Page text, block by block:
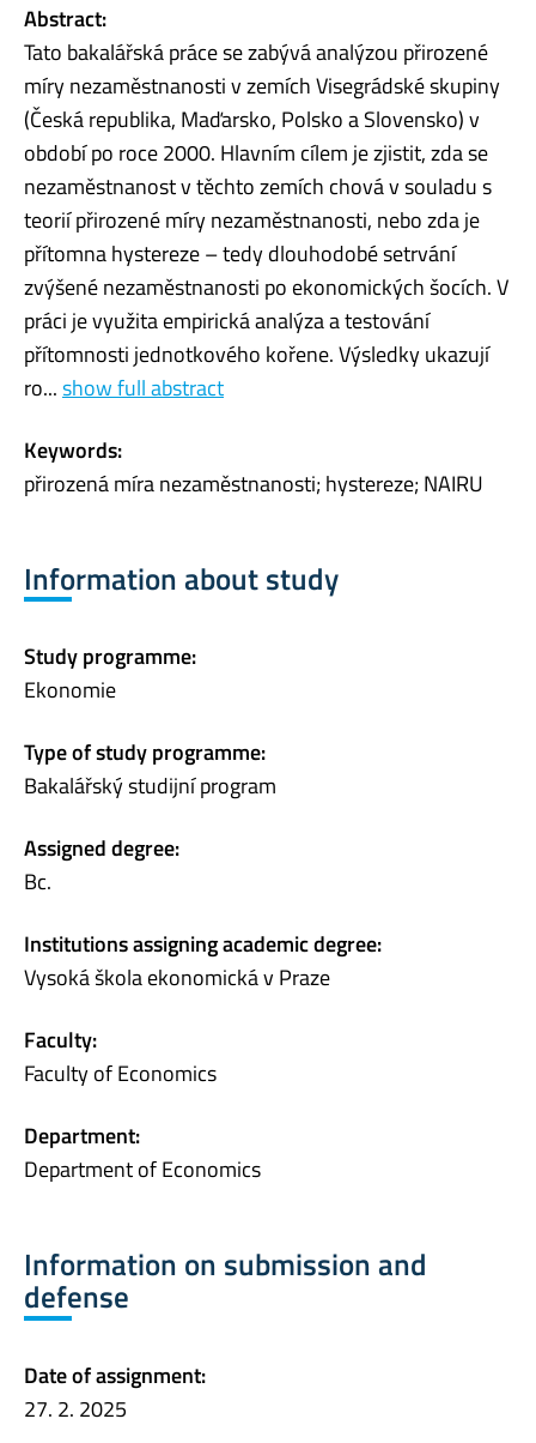
Abstract:
Tato bakalářská práce se zabývá analýzou přirozené
míry nezaměstnanosti v zemích Visegrádské skupiny
(Česká republika, Maďarsko, Polsko a Slovensko) v
období po roce 2000. Hlavním cílem je zjistit, zda se
nezaměstnanost v těchto zemích chová v souladu s
teorií přirozené míry nezaměstnanosti, nebo zda je
přítomna hystereze – tedy dlouhodobé setrvání
zvýšené nezaměstnanosti po ekonomických šocích. V
práci je využita empirická analýza a testování
přítomnosti jednotkového kořene. Výsledky ukazují
ro...show full abstract
Keywords:
přirozená míra nezaměstnanosti; hystereze; NAIRU
Information about study
Study programme:
Ekonomie
Type of study programme:
Bakalářský studijní program
Assigned degree:
Bc.
Institutions assigning academic degree:
Vysoká škola ekonomická v Praze
Faculty:
Faculty of Economics
Department:
Department of Economics
Information on submission and
defense
Date of assignment:
27. 2. 2025